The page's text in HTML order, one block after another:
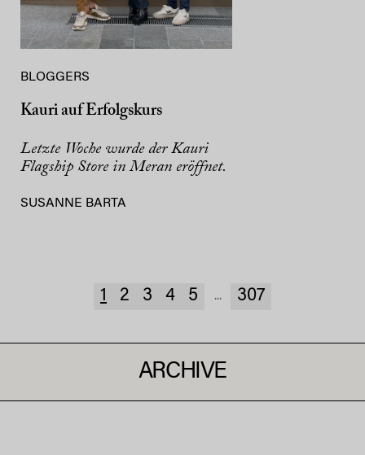
BLOGGERS
Kauri auf Erfolgskurs
Letzte Woche wurde der Kauri
Flagship Store in Meran eröffnet.
SUSANNE BARTA
1 2 3 4 5 ... 307
ARCHIVE